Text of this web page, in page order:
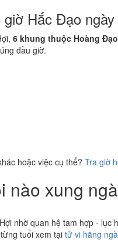
Hắc Đạo
6 khung thuộc Hoàng Đạo
đầu giờ.
hoặc việc cụ thể? Tra giờ
nào xung
nhờ quan hệ tam hợp - lục
tuổi xem tại tử vi hằng